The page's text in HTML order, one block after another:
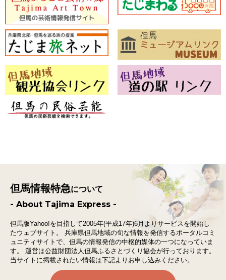
但馬情報特急について
- About Tajima Express -
但馬版Yahoo!を目指して2005年(平成17年)6月よりサービスを開始し
たウェブサイト。
兵庫県但馬地域の旬な情報を発信するポータルコミ
ュニティサイトで、 但馬の情報発信の中枢的媒体の一つになっていま
す。
運営は公益財団法人但馬ふるさとづくり協会が行っております。
当サイトに掲載されたい情報は下記よりお申し込みください。